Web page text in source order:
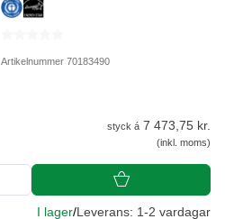
Artikelnummer 70183490
styck á 7 473,75 kr.
(inkl. moms)
I lager/Leverans: 1-2 vardagar